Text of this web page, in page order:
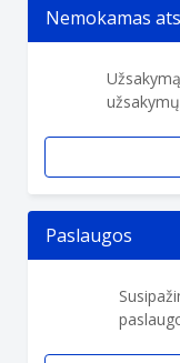
Nemokamas
Paslaugos